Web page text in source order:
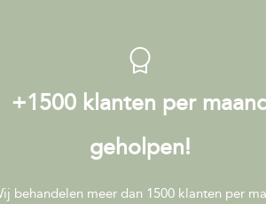
+1500 klanten per
geholpen!
behandelen meer dan 1500 klanten per